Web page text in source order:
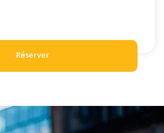
Réserver